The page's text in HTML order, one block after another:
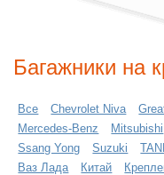
Багажники на
Все Chevrolet Niva
Mercedes-Benz
Mitsubishi
Ssang Yong
Suzuki
Ваз Лада
Китай